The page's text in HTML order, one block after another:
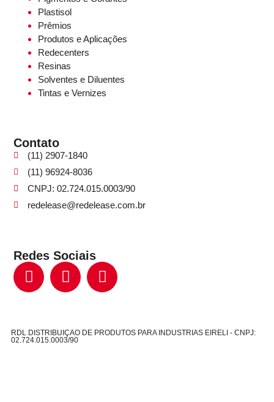
Plastisol
Prêmios
Produtos e Aplicações
Redecenters
Resinas
Solventes e Diluentes
Tintas e Vernizes
Contato
(11) 2907-1840
(11) 96924-8036
CNPJ: 02.724.015.0003/90
redelease@redelease.com.br
Redes Sociais
RDL DISTRIBUIÇAO DE PRODUTOS PARA INDUSTRIAS EIRELI - CNPJ:
02.724.015.0003/90